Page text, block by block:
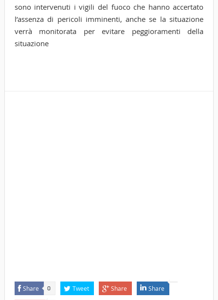
sono intervenuti i vigili del fuoco che hanno accertato
l’assenza di pericoli imminenti, anche se la situazione
verrà monitorata per evitare peggioramenti della
situazione
Share 0 Tweet Share Share